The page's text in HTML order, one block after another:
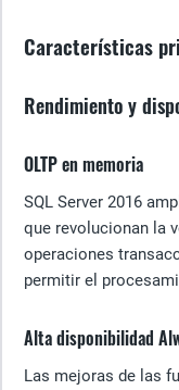
Características
Rendimiento y
OLTP en memoria
SQL Server 2016
que revolucionan la
operaciones
permitir el
Alta disponibilidad
Las mejoras de las